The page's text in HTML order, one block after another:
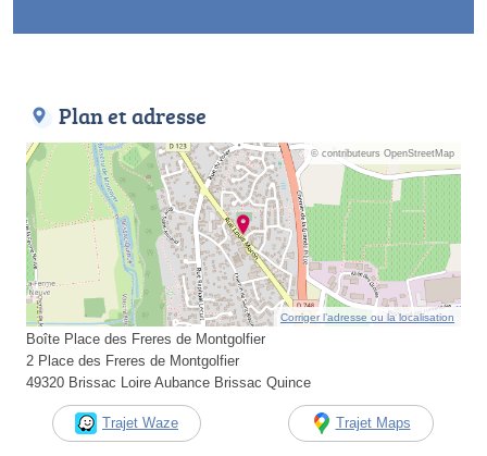
Plan et adresse
© contributeurs OpenStreetMap
Corriger l’adresse ou la localisation
Boîte Place des Freres de Montgolfier
2 Place des Freres de Montgolfier
49320 Brissac Loire Aubance Brissac Quince
Trajet Waze Trajet Maps